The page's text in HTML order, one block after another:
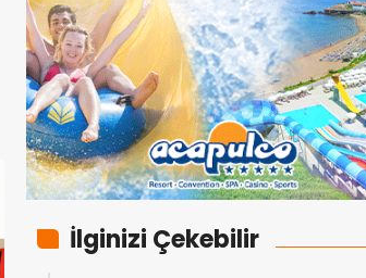
İlginizi Çekebilir